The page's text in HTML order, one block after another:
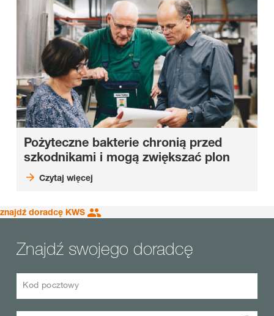
Pożyteczne bakterie chronią przed
szkodnikami i mogą zwiększać plon
Czytaj więcej
znajdź doradcę KWS
Znajdź swojego doradcę
Kod pocztowy